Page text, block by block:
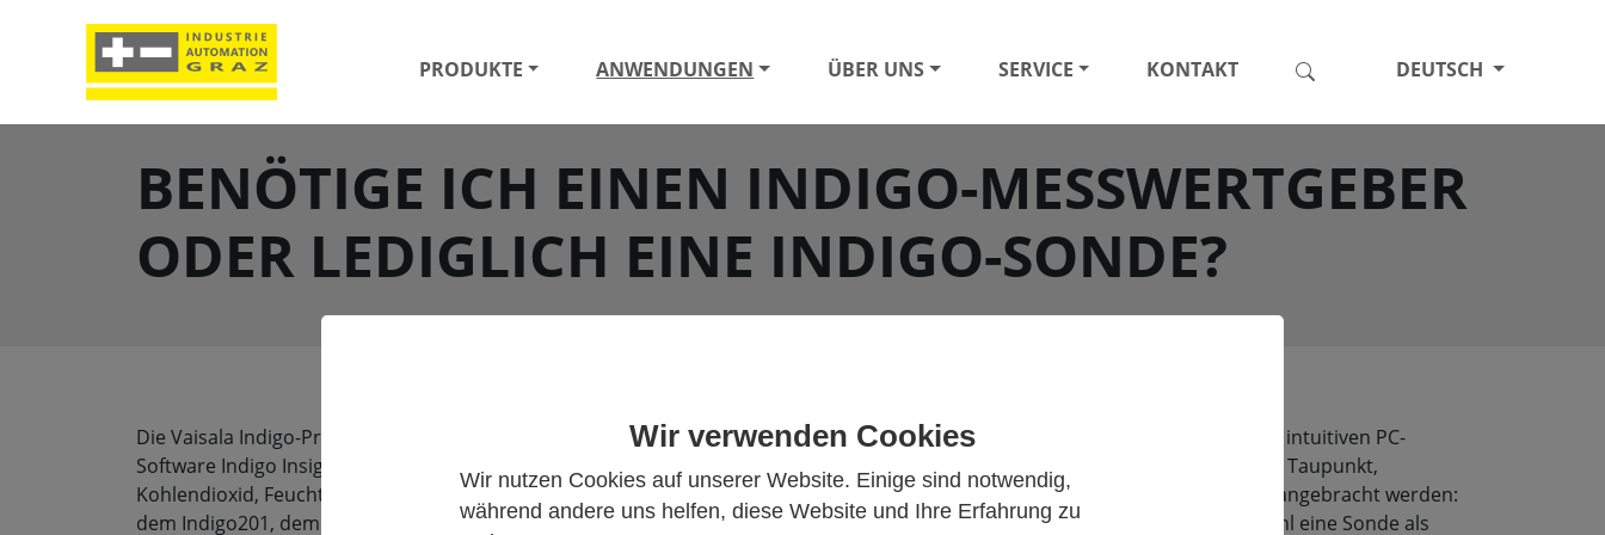
Wir verwenden Cookies
Wir nutzen Cookies auf unserer Website. Einige sind notwendig,
während andere uns helfen, diese Website und Ihre Erfahrung zu
PRODUKTE ANWENDUNGEN ÜBER UNS SERVICE KONTAKT DEUTSCH
BENÖTIGE ICH EINEN INDIGO-MESSWERTGEBER
ODER LEDIGLICH EINE INDIGO-SONDE?
Die Vaisala Indigo-Produktfamilie ist eine modulare Lösung mit austauschbaren Sonden, intelligenten Messwertgebern und der intuitiven PC-
Software Indigo Insight. Es stehen zahlreiche Sonden zur Messung verschiedener Parameter zur Auswahl: Feuchte, Temperatur, Taupunkt,
Kohlendioxid, Feuchte in Öl und verdampftes Wasserstoffperoxid. Die Sonden können an drei verschiedenen Messwertgebern angebracht werden:
dem Indigo201, dem Indigo202 und dem Indigo520. Doch wann ist eine Sonde allein ausreichend und wann benötigt man sowohl eine Sonde als